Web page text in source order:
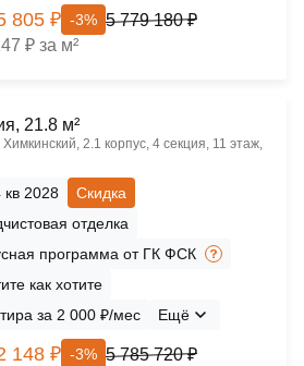
805 ₽ -3% 5 779 180 ₽
₽ за м²
21.8 м²
2.1 корпус, 4 секция, 11 этаж,
кв 2028
Скидка
отделка
программа от ГК ФСК
как хотите
за 2 000 ₽/мес
Ещё
148 ₽ -3% 5 785 720 ₽